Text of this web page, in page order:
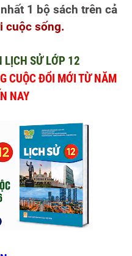
1 bộ sách trên cả
cuộc sống.
LỊCH SỬ LỚP 12
CUỘC ĐỔI MỚI TỪ NĂM
NAY